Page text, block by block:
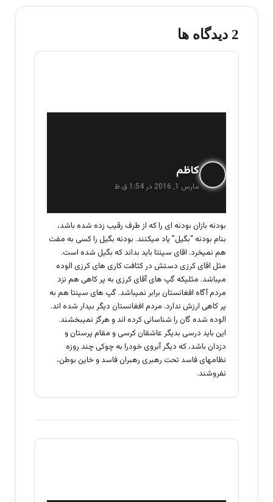
‫2 دیدگاه ها
کاظم
ف مارس 1, 2016 در 1:54 ق.ظ
بودنه بازان بودنه ای را که از طرف رقیب زده شده باشد،
بنام بودنه “بگیل” یاد میکنند. بودنه بگیل را کسی به مفت
هم نمیخرد. اقای سپنتا باید بداند که بگیل شده است.
مثل اقای کرزی دستش در کثافت کاری های کرزی الوده
میباشد. مثلیکه گپ های آقای کرزی به پر کاهی هم نزد
مردم آگاه افغانستان برابر نمیباشد. گپ های سپنتا هم به
پر کاهی ارزش ندارد. مردم افغانستان دیگر بیدار شده اند.
الوده شده گان را شناسائی کرده اند و هرگز نمیبخشند.
این باید درسی بدیگر عاشقان کرسی و مقام پرستان و
دزدان باشد، که دیگر آبروی خودرا به چوکی چند روزه
نظامهای فاسد تحت رهبری رهبران فاسد و خاین بوطن،
نفروشند.